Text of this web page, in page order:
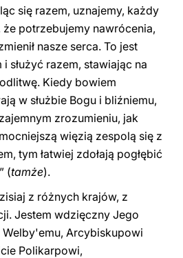
się razem, uznajemy, każdy
potrzebujemy nawrócenia,
nasze serca. To jest
służyć razem, stawiając na
Kiedy bowiem
w służbie Bogu i bliźniemu,
zrozumieniu, jak
więzią zespolą się z
tym łatwiej zdołają pogłębić
(tamże).
z różnych krajów, z
Jestem wdzięczny Jego
Welby'emu, Arcybiskupowi
Polikarpowi,